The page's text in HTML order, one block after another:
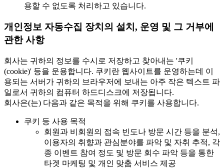
용할 수 없도록 처리하고 있습니다.
개인정보 자동수집 장치의 설치, 운영 및 그 거부에
관한 사항
회사는 귀하의 정보를 수시로 저장하고 찾아내는 '쿠키
(cookie)' 등을 운용합니다. 쿠키란 웹사이트를 운영하는데 이
용되는 서버가 귀하의 브라우저에 보내는 아주 작은 텍스트 파
일로서 귀하의 컴퓨터 하드디스크에 저장됩니다.
회사은(는) 다음과 같은 목적을 위해 쿠키를 사용합니다.
쿠키 등 사용 목적
회원과 비회원의 접속 빈도나 방문 시간 등을 분석,
이용자의 취향과 관심분야를 파악 및 자취 추적, 각
종 이벤트 참여 정도 및 방문 회수 파악 등을 통한
타겟 마케팅 및 개인 맞춤 서비스 제공